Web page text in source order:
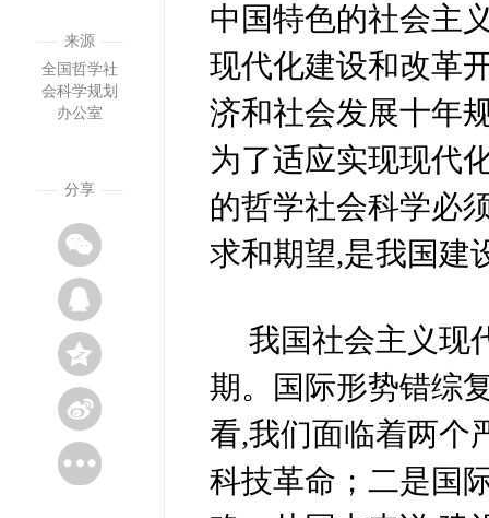
来源
全国哲学社
会科学规划
办公室
分享
中国特色的社会主
现代化建设和改革
济和社会发展十年
为了适应实现现代
的哲学社会科学必
求和期望,是我国建
我国社会主义现
期。国际形势错综
看,我们面临着两个
科技革命；二是国